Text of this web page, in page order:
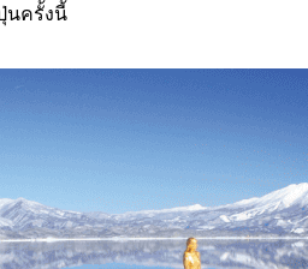
นครั้งนี้